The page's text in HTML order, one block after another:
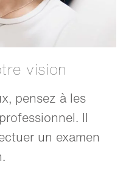
vision
pensez à les
Il
un examen